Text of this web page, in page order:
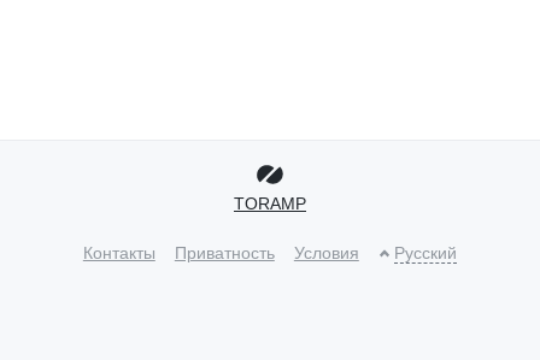
TORAMP
Контакты Приватность Условия Русский